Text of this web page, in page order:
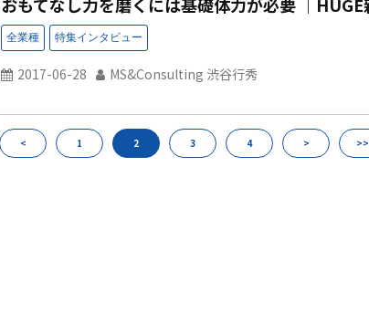
2017-06-28 MS&Consulting 渋谷行秀
< 1 2 3 4 > >>